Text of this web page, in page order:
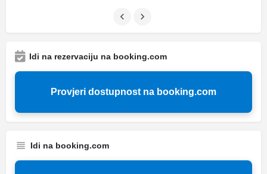
Idi na rezervaciju na booking.com
Provjeri dostupnost na booking.com
Idi na booking.com